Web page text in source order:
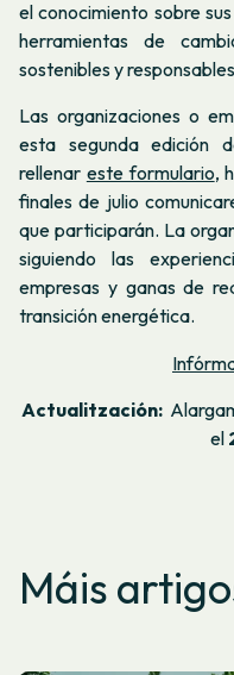
el conocimiento sobre
herramientas de
sostenibles y
Las organizaciones o
esta segunda edición
rellenar este formulario,
finales de julio
que participarán. La
siguiendo las
empresas y ganas de
transición energética.
Actualitzación:
el
Máis